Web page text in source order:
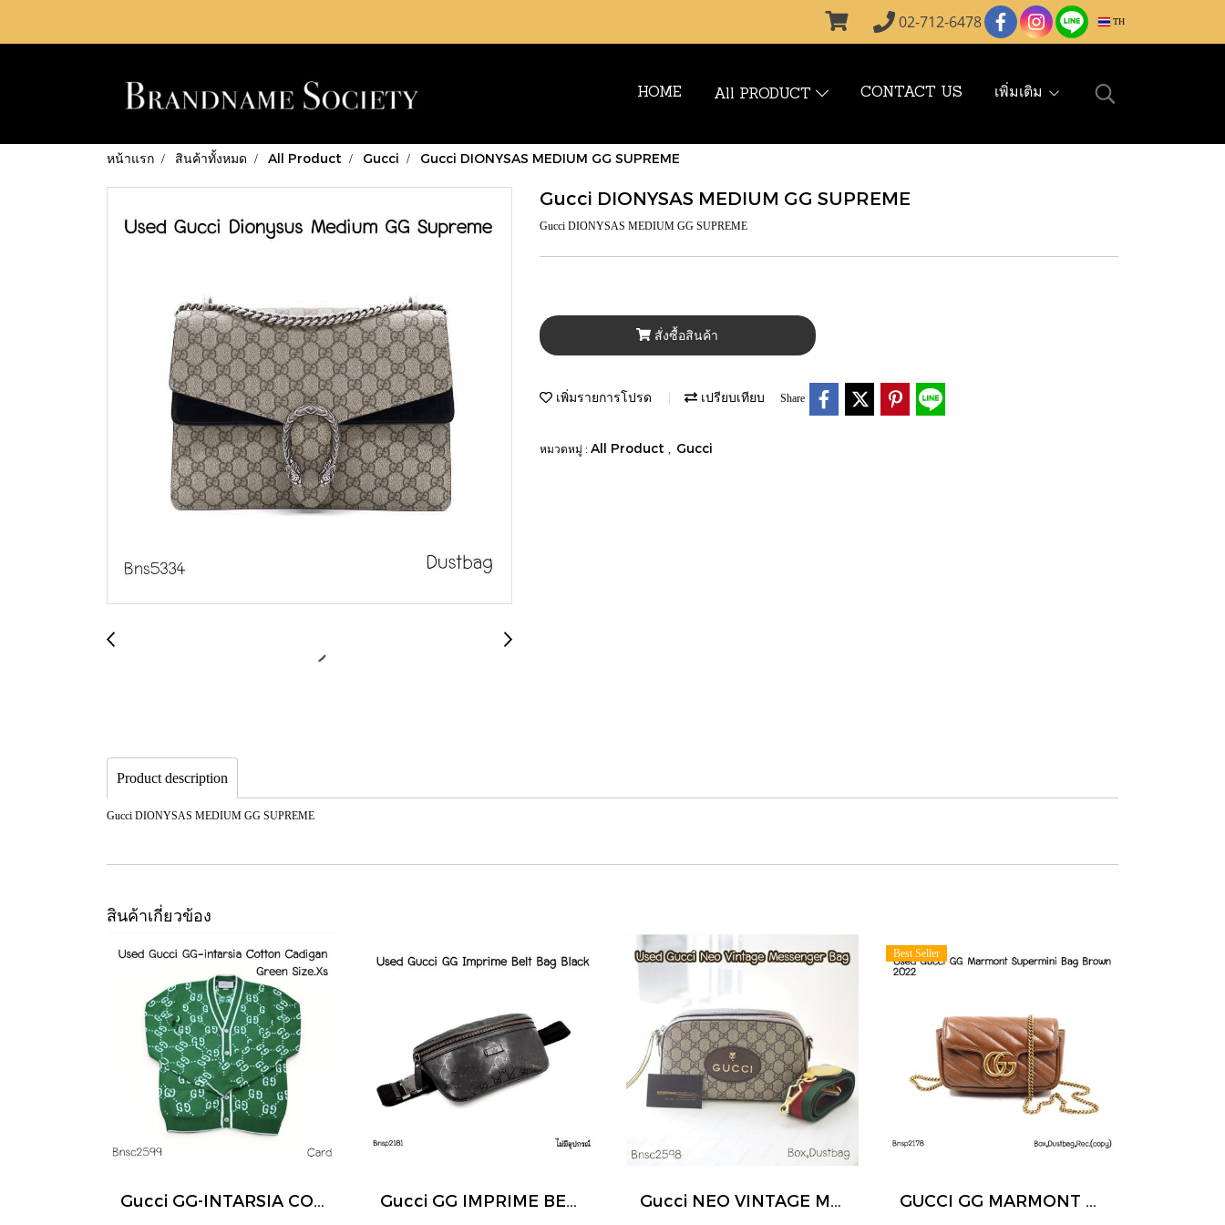
02-712-6478 TH
HOME All PRODUCT CONTACT US เพิ่มเติม
หน้าแรก สินค้าทั้งหมด All Product Gucci Gucci DIONYSAS MEDIUM GG SUPREME
Gucci DIONYSAS MEDIUM GG SUPREME
Gucci DIONYSAS MEDIUM GG SUPREME
สั่งซื้อสินค้า
เพิ่มรายการโปรด เปรียบเทียบ Share
หมวดหมู่ : All Product Gucci
Product description
Gucci DIONYSAS MEDIUM GG SUPREME
สินค้าเกี่ยวข้อง
Best Seller